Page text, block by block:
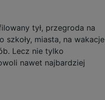
tył, przegroda na
miasta, na wakacje
Lecz nie tylko
nawet najbardziej